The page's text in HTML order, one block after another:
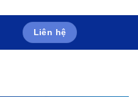
Liên hệ